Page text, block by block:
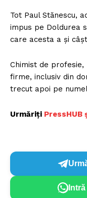
Tot Paul Stănescu,
impus pe Doldurea
care acesta a și
Chimist de
firme, inclusiv din
trecut apoi pe
Urmăriți PressHUB